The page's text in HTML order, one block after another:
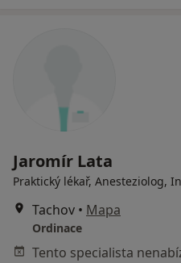
Jaromír Lata
Praktický lékař, Anesteziolog,
Tachov • Mapa
Ordinace